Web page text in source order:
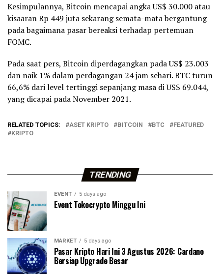
Kesimpulannya, Bitcoin mencapai angka US$ 30.000 atau
kisaaran Rp 449 juta sekarang semata-mata bergantung
pada bagaimana pasar bereaksi terhadap pertemuan
FOMC.
Pada saat pers, Bitcoin diperdagangkan pada US$ 23.003
dan naik 1% dalam perdagangan 24 jam sehari. BTC turun
66,6% dari level tertinggi sepanjang masa di US$ 69.044,
yang dicapai pada November 2021.
RELATED TOPICS: ASET KRIPTO BITCOIN BTC
FEATURED
KRIPTO
TRENDING
EVENT 5 days ago
Event Tokocrypto Minggu Ini
MARKET 5 days ago
Pasar Kripto Hari Ini 3 Agustus 2026: Cardano
Bersiap Upgrade Besar